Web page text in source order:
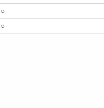
○
○